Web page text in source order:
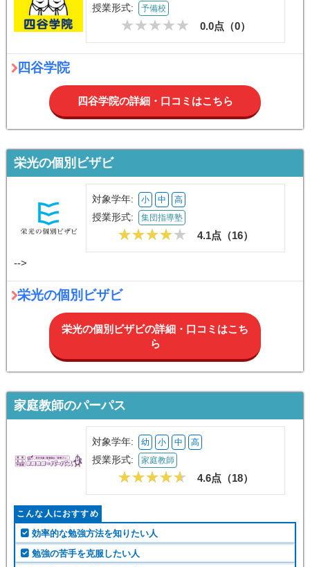
授業形式: 予備校
0.0点（0）
四谷学院
四谷学院の詳細・口コミはこちら
栄光の個別ビザビ
対象学年: 小 中 高
授業形式: 集団指導塾
4.1点（16）
-->
栄光の個別ビザビ
栄光の個別ビザビの詳細・口コミはこち
ら
家庭教師のパーパス
対象学年: 幼 小 中 高
授業形式: 家庭教師
4.6点（18）
こんな人におすすめ
効率的な勉強方法を知りたい人
勉強の苦手を克服したい人